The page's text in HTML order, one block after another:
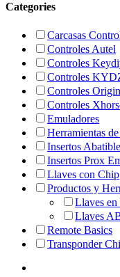
Categories
Carcasas
Controles Autel
Controles
Controles
Controles
Controles
Emuladores
Herramientas
Insertos
Insertos Prox
Llaves con Chip
Productos y
Llaves
Llaves
Remote Basics
Transponder